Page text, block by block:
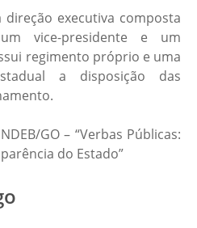
executiva composta
vice-presidente e um
regimento próprio e uma
a disposição das
GO – “Verbas Públicas:
do Estado”